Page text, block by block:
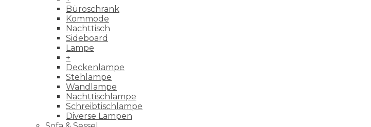
Büroschrank
Kommode
Nachttisch
Sideboard
Lampe
+
Deckenlampe
Stehlampe
Wandlampe
Nachttischlampe
Schreibtischlampe
Diverse Lampen